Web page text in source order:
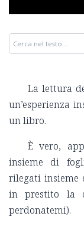
La lettura
un’esperienza
un libro.
È vero,
insieme di
rilegati insieme
in prestito la
perdonatemi).